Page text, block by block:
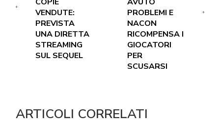
VENDUTE:
PREVISTA
UNA DIRETTA
STREAMING
SUL SEQUEL
PROBLEMI E
NACON
RICOMPENSA I
GIOCATORI
PER
SCUSARSI
ARTICOLI CORRELATI